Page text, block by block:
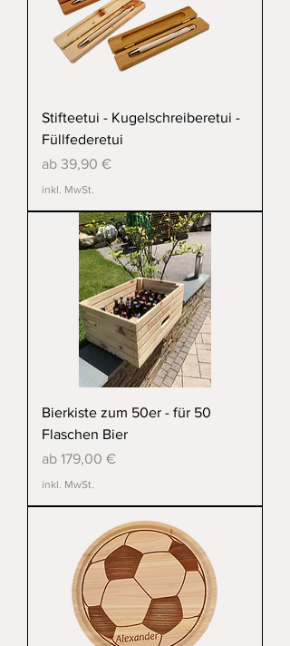
Stifteetui - Kugelschreiberetui -
Füllfederetui
ab 39,90 €
Sale-Preis
inkl. MwSt.
Bierkiste zum 50er - für 50
Flaschen Bier
ab 179,00 €
Sale-Preis
inkl. MwSt.